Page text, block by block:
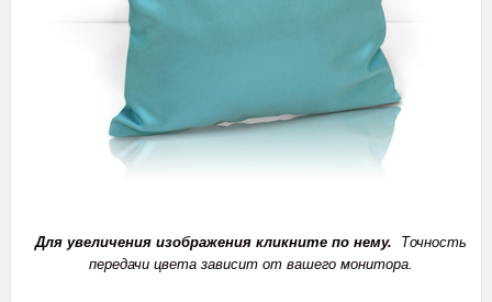
Для увеличения изображения кликните по нему. Точность
передачи цвета зависит от вашего монитора.